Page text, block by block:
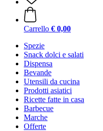
Carrello € 0,00
Spezie
Snack dolci e salati
Dispensa
Bevande
Utensili da cucina
Prodotti asiatici
Ricette fatte in casa
Barbecue
Marche
Offerte